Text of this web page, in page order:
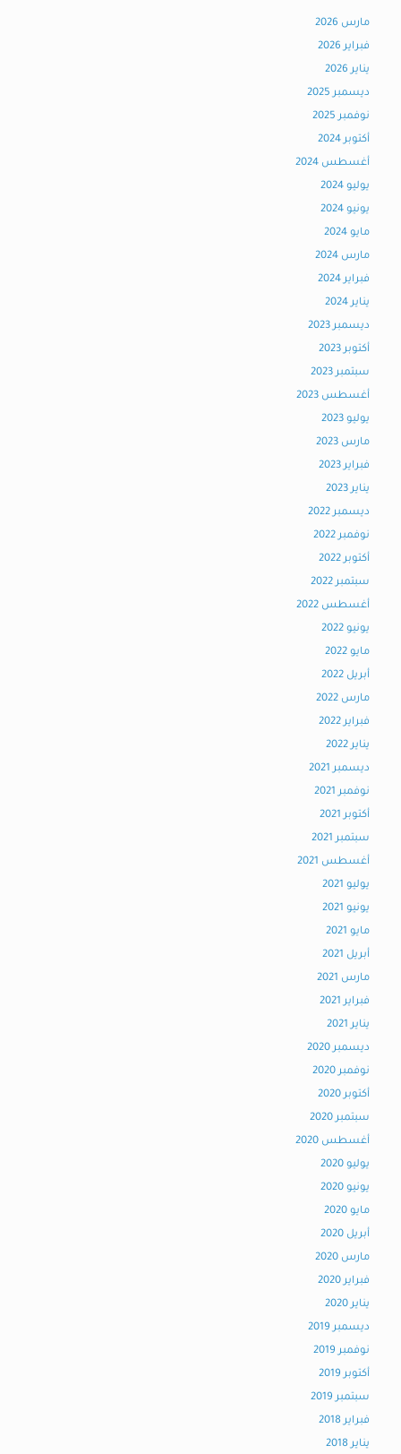
مارس 2026
فبراير 2026
يناير 2026
ديسمبر 2025
نوفمبر 2025
أكتوبر 2024
أغسطس 2024
يوليو 2024
يونيو 2024
مايو 2024
مارس 2024
فبراير 2024
يناير 2024
ديسمبر 2023
أكتوبر 2023
سبتمبر 2023
أغسطس 2023
يوليو 2023
مارس 2023
فبراير 2023
يناير 2023
ديسمبر 2022
نوفمبر 2022
أكتوبر 2022
سبتمبر 2022
أغسطس 2022
يونيو 2022
مايو 2022
أبريل 2022
مارس 2022
فبراير 2022
يناير 2022
ديسمبر 2021
نوفمبر 2021
أكتوبر 2021
سبتمبر 2021
أغسطس 2021
يوليو 2021
يونيو 2021
مايو 2021
أبريل 2021
مارس 2021
فبراير 2021
يناير 2021
ديسمبر 2020
نوفمبر 2020
أكتوبر 2020
سبتمبر 2020
أغسطس 2020
يوليو 2020
يونيو 2020
مايو 2020
أبريل 2020
مارس 2020
فبراير 2020
يناير 2020
ديسمبر 2019
نوفمبر 2019
أكتوبر 2019
سبتمبر 2019
فبراير 2018
يناير 2018